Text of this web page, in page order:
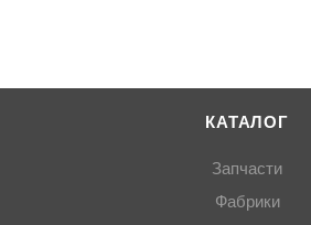
КАТАЛОГ
Запчасти
Фабрики